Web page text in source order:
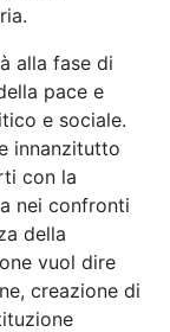
alla fase di
pace e
e sociale.
innanzitutto
con la
nei confronti
della
vuol dire
creazione di